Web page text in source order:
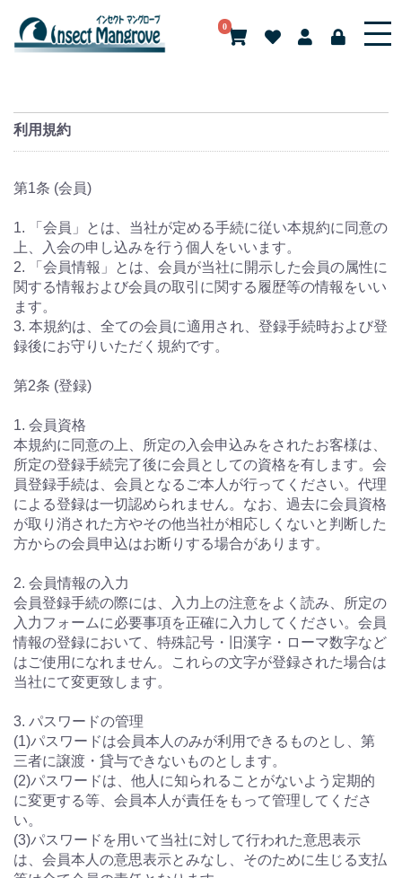
0
利用規約
第1条 (会員)
1. 「会員」とは、当社が定める手続に従い本規約に同意の
上、入会の申し込みを行う個人をいいます。
2. 「会員情報」とは、会員が当社に開示した会員の属性に
関する情報および会員の取引に関する履歴等の情報をいい
ます。
3. 本規約は、全ての会員に適用され、登録手続時および登
録後にお守りいただく規約です。
第2条 (登録)
1. 会員資格
本規約に同意の上、所定の入会申込みをされたお客様は、
所定の登録手続完了後に会員としての資格を有します。会
員登録手続は、会員となるご本人が行ってください。代理
による登録は一切認められません。なお、過去に会員資格
が取り消された方やその他当社が相応しくないと判断した
方からの会員申込はお断りする場合があります。
2. 会員情報の入力
会員登録手続の際には、入力上の注意をよく読み、所定の
入力フォームに必要事項を正確に入力してください。会員
情報の登録において、特殊記号・旧漢字・ローマ数字など
はご使用になれません。これらの文字が登録された場合は
当社にて変更致します。
3. パスワードの管理
(1)パスワードは会員本人のみが利用できるものとし、第
三者に譲渡・貸与できないものとします。
(2)パスワードは、他人に知られることがないよう定期的
に変更する等、会員本人が責任をもって管理してくださ
い。
(3)パスワードを用いて当社に対して行われた意思表示
は、会員本人の意思表示とみなし、そのために生じる支払